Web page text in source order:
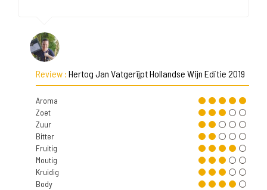
Review : Hertog Jan Vatgerijpt Hollandse Wijn Editie 2019
Aroma
Zoet
Zuur
Bitter
Fruitig
Moutig
Kruidig
Body